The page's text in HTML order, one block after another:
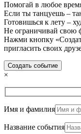
Помогай в любое
Если ты танцуешь –
Готовишься к лету –
Не ограничивай свою
Нажми кнопку
пригласить своих
Создать событие
×
Имя и фамилия
Название события